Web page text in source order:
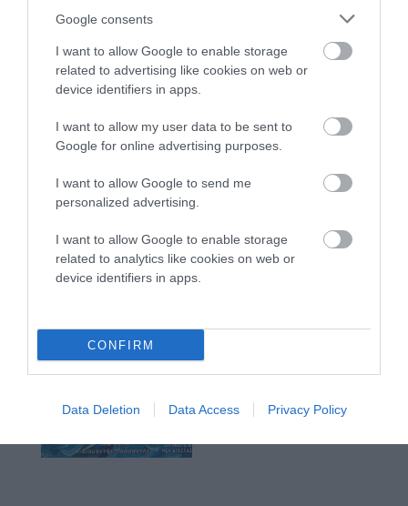
Google consents
I want to allow Google to enable storage
related to advertising like cookies on web or
device identifiers in apps.
I want to allow my user data to be sent to
Google for online advertising purposes.
I want to allow Google to send me
personalized advertising.
I want to allow Google to enable storage
related to analytics like cookies on web or
device identifiers in apps.
CONFIRM
Data Deletion Data Access Privacy Policy